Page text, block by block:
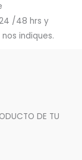
/48 hrs y
indiques.
DE TU